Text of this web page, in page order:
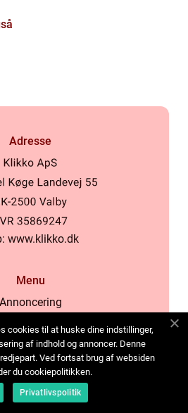
Adresse
www.klikko.dk
Menu
Annoncering
Cookies
Kontakt os
Sitemap
cookies til at huske dine indstillinger,
af indhold og annoncer. Denne
Ved fortsat brug af websiden
du cookiepolitikken.
Privatlivspolitik